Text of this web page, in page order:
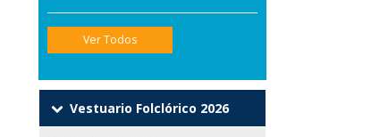
Ver Todos
Vestuario Folclórico 2026